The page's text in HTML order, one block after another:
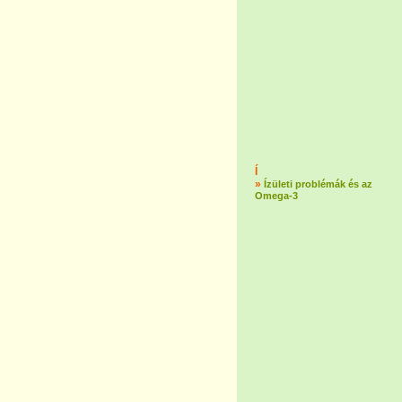
» Ízületi problémák és az
Omega-3